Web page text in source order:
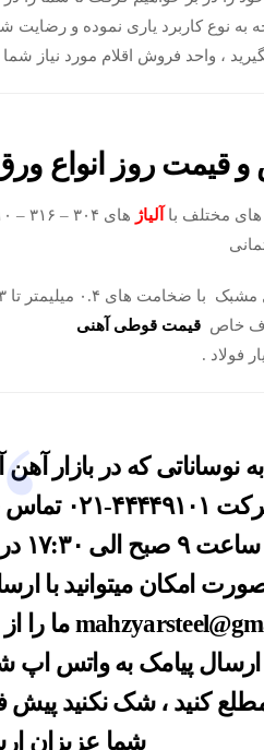
به نوع کاربرد یاری نموده و
، واحد فروش اقلام مورد نیاز شما
قیمت روز انواع
مختلف با آلیاژ
خاص قیمت قوطی آهنی
فولاد .
نوساناتی که در بازار
۴۴۴۴۹۱۰۱-۰۲۱
تماس
امکان میتوانید با
ما را
با ارسال پیامک به واتس
کنید ، شک نکنید پیش
شما عزیزان